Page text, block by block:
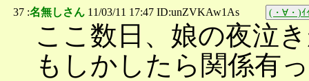
37 :名無しさん 11/03/11 17:47 ID:unZVKAw1As (・∀・)ｲ
ここ数日、娘の夜泣
もしかしたら関係有